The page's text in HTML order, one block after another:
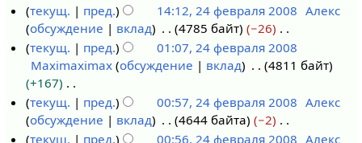
в
к
и
р
а
в
и
8
н
и
я
п
р
а
в
к
2
0
и
с
а
н
и
я
п
р
о
п
и
с
а
н
и
я
4
в
текущ. пред. 14:12, 24 февраля 2008 Алекс
обсуждение
вклад 4785 байт
−26
Н
е
т
о
п
и
текущ. пред.
01:07, 24 февраля 2008
Maximaximax обсуждение вклад
4811 байт
+167
Н
е
т
текущ. пред. 00:57, 24 февраля 2008 Алекс
обсуждение
вклад 4644 байта
−2
Нтекущ. пред. 00:56, 24 февраля 2008 Алекс